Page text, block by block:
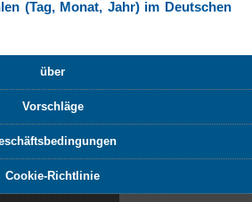
(Tag, Monat, Jahr) im Deutschen
über
Vorschläge
Cookie-Richtlinie